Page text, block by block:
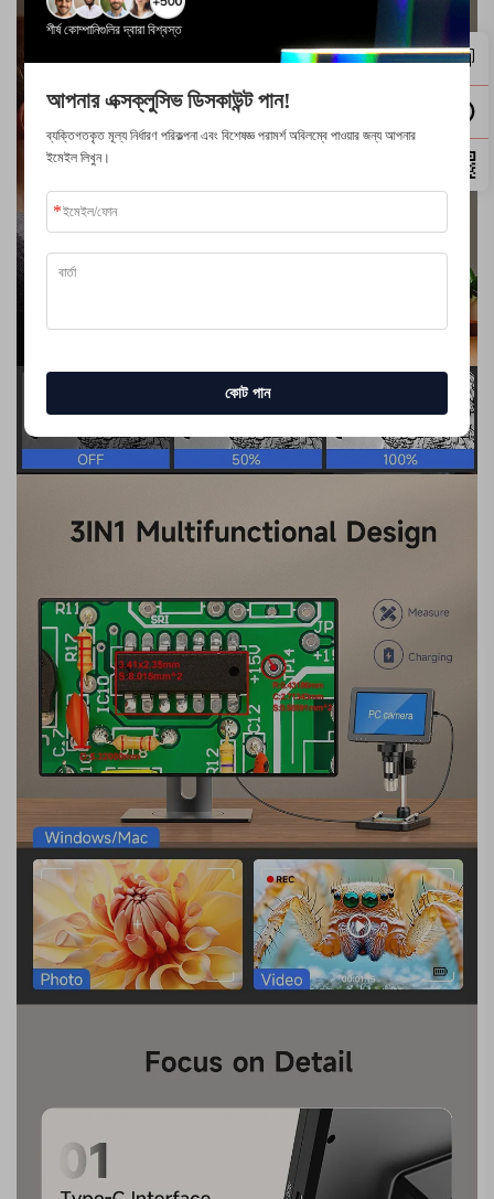
শীর্ষ কোম্পানিগুলির দ্বারা বিশ্বস্ত
আপনার এক্সক্লুসিভ ডিসকাউন্ট পান!
ব্যক্তিগতকৃত মূল্য নির্ধারণ পরিকল্পনা এবং বিশেষজ্ঞ পরামর্শ অবিলম্বে পাওয়ার জন্য আপনার
ইমেইল লিখুন।
কোট পান